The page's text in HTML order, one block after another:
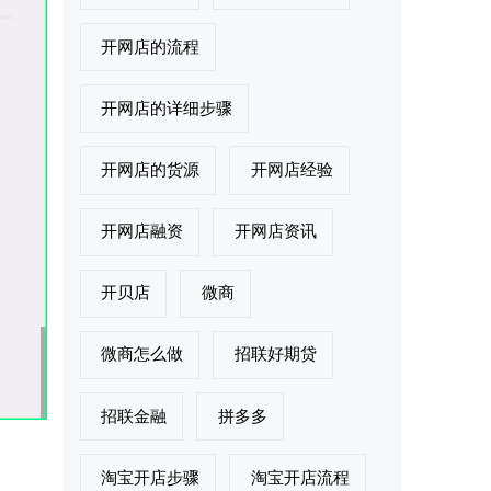
开网店的流程
开网店的详细步骤
开网店的货源 开网店经验
开网店融资 开网店资讯
开贝店 微商
微商怎么做 招联好期贷
招联金融 拼多多
淘宝开店步骤 淘宝开店流程